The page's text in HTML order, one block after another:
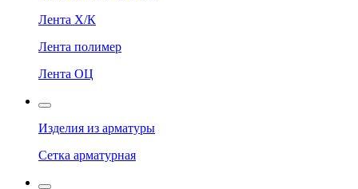
Лента Х/К
Лента полимер
Лента ОЦ
Изделия из арматуры
Сетка арматурная